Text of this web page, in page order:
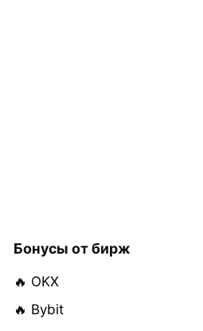
Бонусы от бирж
🔥 OKX
🔥 Bybit